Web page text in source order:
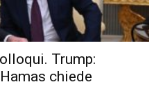
Trump:
chiede